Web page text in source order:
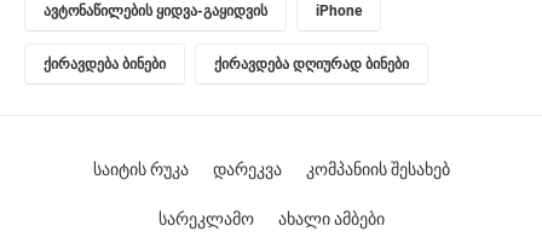
ავტონაწილების ყიდვა-გაყიდვის iPhone
ქირავდება ბინები ქირავდება დღიურად ბინები
საიტის რუკა დარეკვა კომპანიის შესახებ
სარეკლამო ახალი ამბები